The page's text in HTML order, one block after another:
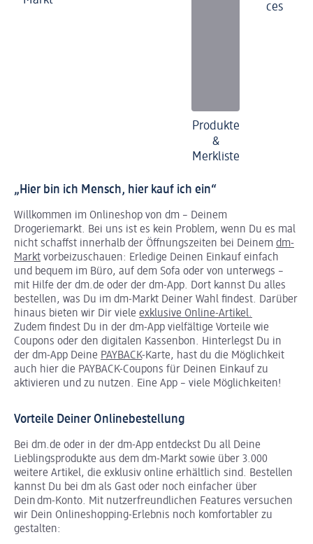
Produkte
&
Merkliste
ces
„Hier bin ich Mensch, hier kauf ich ein“
Willkommen im Onlineshop von dm – Deinem
Drogeriemarkt. Bei uns ist es kein Problem, wenn Du es mal
nicht schaffst innerhalb der Öffnungszeiten bei Deinem dm-
Markt vorbeizuschauen: Erledige Deinen Einkauf einfach
und bequem im Büro, auf dem Sofa oder von unterwegs –
mit Hilfe der dm.de oder der dm-App. Dort kannst Du alles
bestellen, was Du im dm-Markt Deiner Wahl findest. Darüber
hinaus bieten wir Dir viele exklusive Online-Artikel.
Zudem findest Du in der dm-App vielfältige Vorteile wie
Coupons oder den digitalen Kassenbon. Hinterlegst Du in
der dm-App Deine PAYBACK-Karte, hast du die Möglichkeit
auch hier die PAYBACK-Coupons für Deinen Einkauf zu
aktivieren und zu nutzen. Eine App – viele Möglichkeiten!
Vorteile Deiner Onlinebestellung
Bei dm.de oder in der dm-App entdeckst Du all Deine
Lieblingsprodukte aus dem dm-Markt sowie über 3.000
weitere Artikel, die exklusiv online erhältlich sind. Bestellen
kannst Du bei dm als Gast oder noch einfacher über
Dein dm-Konto. Mit nutzerfreundlichen Features versuchen
wir Dein Onlineshopping-Erlebnis noch komfortabler zu
gestalten: